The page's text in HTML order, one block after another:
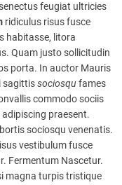
feugiat ultricies
ridiculus risus fusce
habitasse, litora
Quam justo sollicitudin
porta. In auctor Mauris
sagittissociosqu fames
commodo sociis
praesent.
sociosqu venenatis.
vestibulum fusce
Fermentum Nascetur.
magna turpis tristique